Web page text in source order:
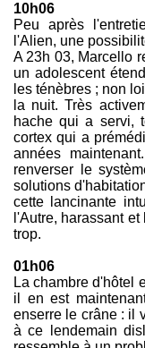
10h06
Peu après
l'Alien, une
A 23h 03, Marcello
un adolescent
les ténèbres ; non
la nuit. Très
hache qui a servi,
cortex qui a
années
renverser le
solutions
cette lancinante
l'Autre, harassant
trop.
01h06
La chambre d'hôtel
il en est
enserre le crâne : il
à ce lendemain